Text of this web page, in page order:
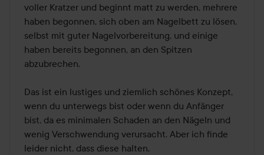
voller Kratzer und beginnt matt zu werden, mehrere
haben begonnen, sich oben am Nagelbett zu lösen,
selbst mit guter Nagelvorbereitung, und einige
haben bereits begonnen, an den Spitzen
abzubrechen.
Das ist ein lustiges und ziemlich schönes Konzept,
wenn du unterwegs bist oder wenn du Anfänger
bist, da es minimalen Schaden an den Nägeln und
wenig Verschwendung verursacht. Aber ich finde
leider nicht, dass diese halten.